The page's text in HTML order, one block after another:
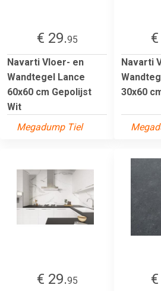
€ 29.95
Navarti Vloer- en
Wandtegel Lance
60x60 cm Gepolijst
Wit
Megadump Tiel
Navarti
30x60
€ 29.95